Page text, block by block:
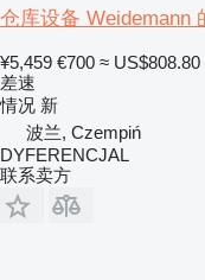
仓库设备 Weidemann
¥5,459 €700 ≈ US$808.80
差速
情况 新
波兰, Czempiń
DYFERENCJAL
联系卖方